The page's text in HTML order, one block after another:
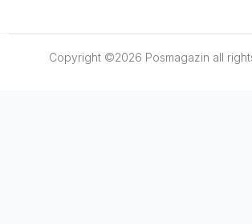
Copyright ©2026 Posmagazin all